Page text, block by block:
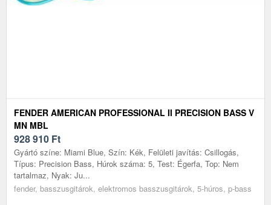
FENDER AMERICAN PROFESSIONAL II PRECISION BASS V
MN MBL
928 910 Ft
Gyártó színe: Miami Blue, Szín: Kék, Felületi javítás: Csillogás,
Típus: Precision Bass, Húrok száma: 5, Test: Égerfa, Top: Nem
tartalmaz, Nyak: Ju...
fender, basszusgitárok, elektromos basszusgitárok, 5-húros, p-bass